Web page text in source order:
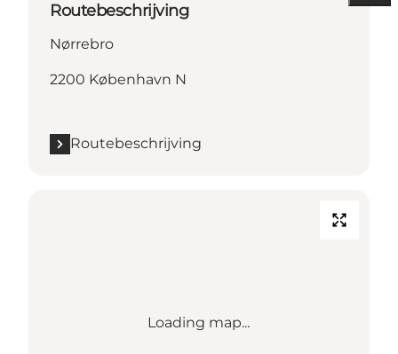
Routebeschrijving
Nørrebro
2200 København N
Routebeschrijving
Loading map...